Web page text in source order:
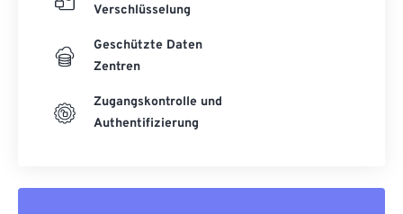
Verschlüsselung
Geschützte Daten
Zentren
Zugangskontrolle und
Authentifizierung